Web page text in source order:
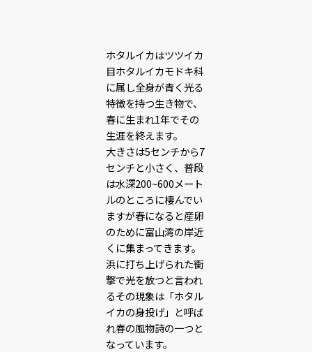
ホタルイカはツツイカ
目ホタルイカモドキ科
に属し全身が青く光る
特徴を持つ生き物で、
春に生まれ1年でその
生涯を終えます。
大きさは5センチから7
センチと小さく、普段
は水深200~600メート
ルのところに棲んでい
ますが春になると産卵
のために富山湾の岸近
くに集まってきます。
浜に打ち上げられた衝
撃で光を放つと言われ
るその現象は「ホタル
イカの身投げ」と呼ば
れ春の風物詩の一つと
なっています。